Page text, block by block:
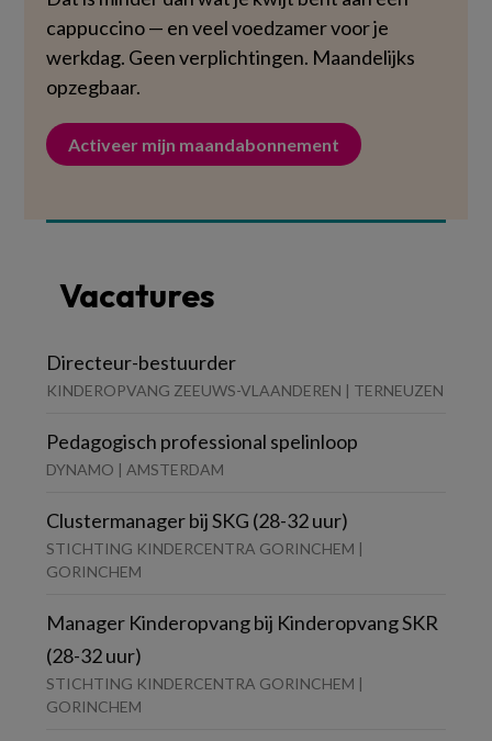
cappuccino — en veel voedzamer voor je
werkdag. Geen verplichtingen. Maandelijks
opzegbaar.
Activeer mijn maandabonnement
Vacatures
Directeur-bestuurder
KINDEROPVANG ZEEUWS-VLAANDEREN | TERNEUZEN
Pedagogisch professional spelinloop
DYNAMO | AMSTERDAM
Clustermanager bij SKG (28-32 uur)
STICHTING KINDERCENTRA GORINCHEM |
GORINCHEM
Manager Kinderopvang bij Kinderopvang SKR
(28-32 uur)
STICHTING KINDERCENTRA GORINCHEM |
GORINCHEM